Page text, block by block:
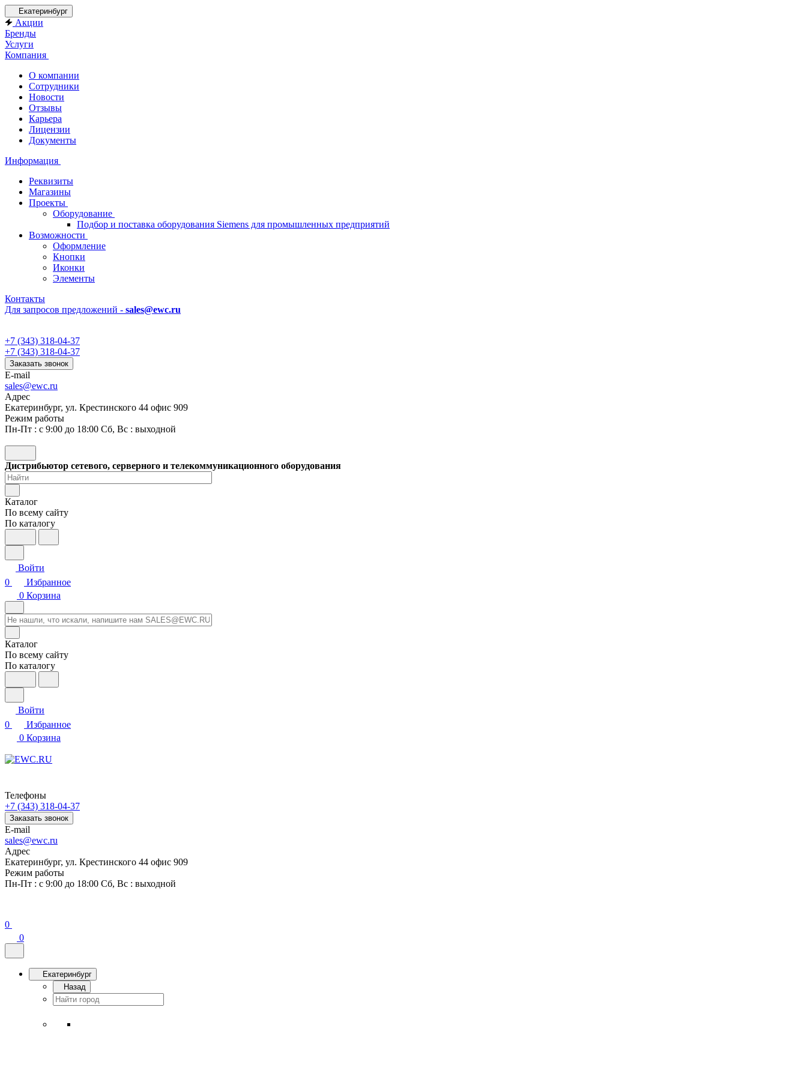
Екатеринбург
Акции
Бренды
Услуги
Компания
О компании
Сотрудники
Новости
Отзывы
Карьера
Лицензии
Документы
Информация
Реквизиты
Магазины
Проекты
Оборудование
Подбор и поставка оборудования Siemens для промышленных предприятий
Возможности
Оформление
Кнопки
Иконки
Элементы
Контакты
Для запросов предложений - sales@ewc.ru
+7 (343) 318-04-37
+7 (343) 318-04-37
Заказать звонок
E-mail
sales@ewc.ru
Адрес
Екатеринбург, ул. Крестинского 44 офис 909
Режим работы
Пн-Пт : с 9:00 до 18:00 Сб, Вс : выходной
Дистрибьютор сетевого, серверного и телекоммуникационного оборудования
Каталог
По всему сайту
По каталогу
Войти
0
Избранное
0 Корзина
Каталог
По всему сайту
По каталогу
Войти
0
Избранное
0 Корзина
Телефоны
+7 (343) 318-04-37
Заказать звонок
E-mail
sales@ewc.ru
Адрес
Екатеринбург, ул. Крестинского 44 офис 909
Режим работы
Пн-Пт : с 9:00 до 18:00 Сб, Вс : выходной
0
0
Екатеринбург
Назад